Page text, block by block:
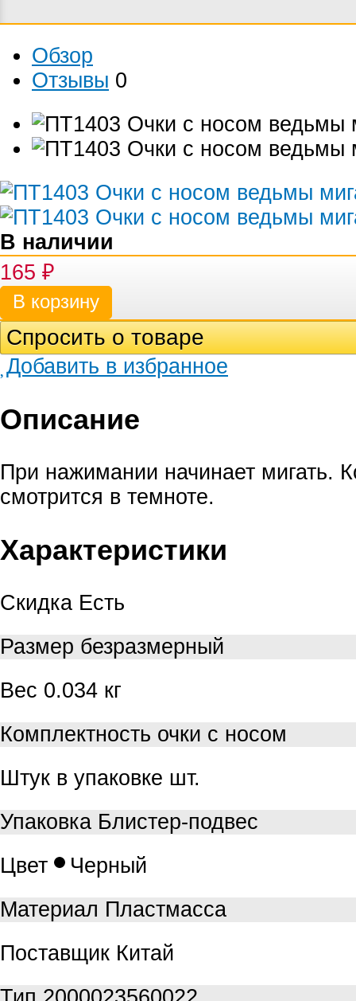
Обзор
Отзывы 0
В наличии
165 ₽
Спросить о товаре
Добавить в избранное
Описание
При нажимании начинает мигать.
смотрится в темноте.
Характеристики
Скидка Есть
Размер безразмерный
Вес 0.034 кг
Комплектность очки с носом
Штук в упаковке шт.
Упаковка Блистер-подвес
Цвет
Черный
Материал Пластмасса
Поставщик Китай